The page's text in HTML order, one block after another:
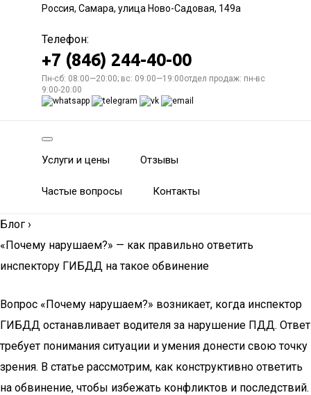
Россия, Самара, улица Ново-Садовая, 149а
Телефон:
+7 (846) 244-40-00
Пн-сб: 08:00—20:00; вс: 09:00—19:00отдел продаж: пн-вс
9:00-20:00
Услуги и цены Отзывы
Частые вопросы Контакты
Блог ›
«Почему нарушаем?» — как правильно ответить
инспектору ГИБДД на такое обвинение
Вопрос «Почему нарушаем?» возникает, когда инспектор
ГИБДД останавливает водителя за нарушение ПДД. Ответ
требует понимания ситуации и умения донести свою точку
зрения. В статье рассмотрим, как конструктивно ответить
на обвинение, чтобы избежать конфликтов и последствий.